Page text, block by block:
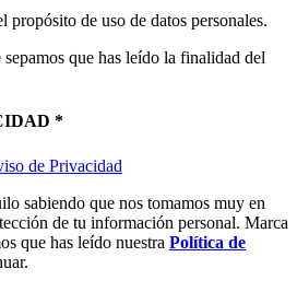
propósito de uso de datos personales.
que has leído la finalidad del
*
de Privacidad
sabiendo que nos tomamos muy en
de tu información personal. Marca
que has leído nuestra Política de